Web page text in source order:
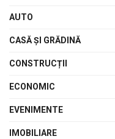
AUTO
CASĂ ŞI GRĂDINĂ
CONSTRUCȚII
ECONOMIC
EVENIMENTE
IMOBILIARE